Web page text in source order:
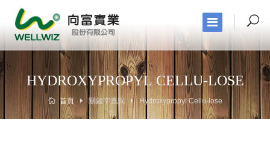
HYDROXYPROPYL CELLU-LOSE
首頁 關鍵字查詢 Hydroxypropyl Cellu-lose